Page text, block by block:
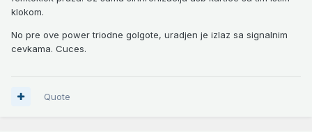
klokom.
No pre ove power triodne golgote, uradjen je izlaz sa signalnim
cevkama. Cuces.
Quote